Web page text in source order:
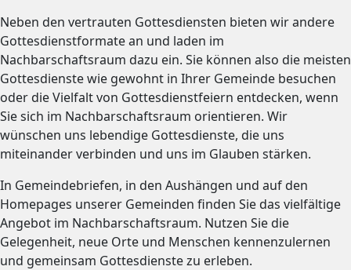
Neben den vertrauten Gottesdiensten bieten wir andere
Gottesdienstformate an und laden im
Nachbarschaftsraum dazu ein. Sie können also die meisten
Gottesdienste wie gewohnt in Ihrer Gemeinde besuchen
oder die Vielfalt von Gottesdienstfeiern entdecken, wenn
Sie sich im Nachbarschaftsraum orientieren. Wir
wünschen uns lebendige Gottesdienste, die uns
miteinander verbinden und uns im Glauben stärken.
In Gemeindebriefen, in den Aushängen und auf den
Homepages unserer Gemeinden finden Sie das vielfältige
Angebot im Nachbarschaftsraum. Nutzen Sie die
Gelegenheit, neue Orte und Menschen kennenzulernen
und gemeinsam Gottesdienste zu erleben.